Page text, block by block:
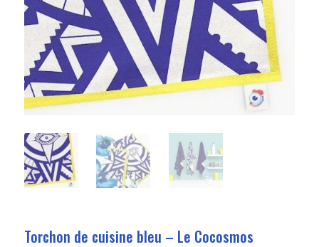
Torchon de cuisine bleu – Le Cocosmos